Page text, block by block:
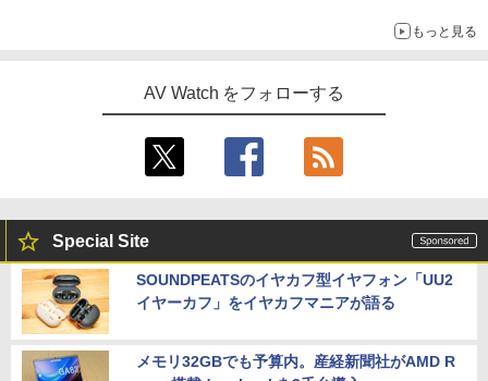
もっと見る
AV Watch をフォローする
Special Site
SOUNDPEATSのイヤカフ型イヤフォン「UU2
イヤーカフ」をイヤカフマニアが語る
メモリ32GBでも予算内。産経新聞社がAMD R